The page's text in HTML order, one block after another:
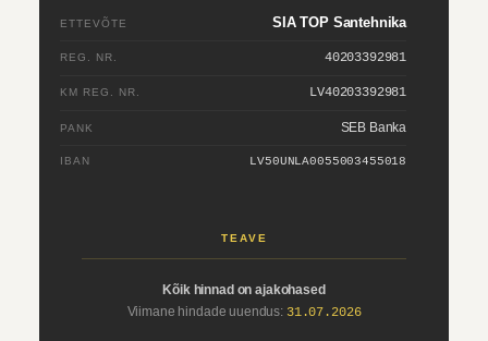
ETTEVÕTE SIA TOP Santehnika
REG. NR. 40203392981
KM REG. NR. LV40203392981
PANK SEB Banka
IBAN LV50UNLA0055003455018
TEAVE
Kõik hinnad on ajakohased
Viimane hindade uuendus: 31.07.2026